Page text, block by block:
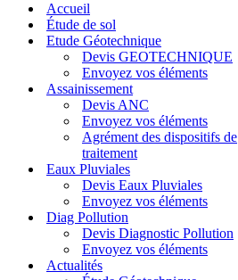
navigationAccueil
Étude de sol
Etude Géotechnique
Devis GEOTECHNIQUE
Envoyez vos éléments
Assainissement
Devis ANC
Envoyez vos éléments
Agrément des dispositifs de
traitement
Eaux Pluviales
Devis Eaux Pluviales
Envoyez vos éléments
Diag Pollution
Devis Diagnostic Pollution
Envoyez vos éléments
Actualités